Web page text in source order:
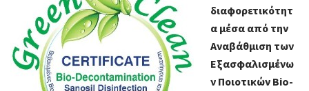
διαφορετικότητ
α μέσα από την
Αναβάθμιση των
Εξασφαλισμένω
ν Ποιοτικών Bio-